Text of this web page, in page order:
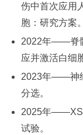
伤中首次应用
胞：研究方案。
2022年——脊
应并激活白细
2023年——神
分选。
2025年
试验。